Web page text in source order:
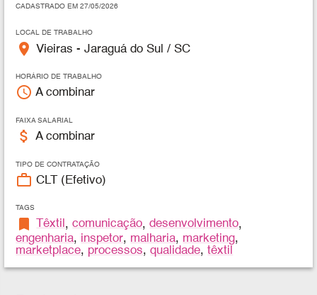
CADASTRADO EM 27/05/2026
LOCAL DE TRABALHO
place Vieiras - Jaraguá do Sul / SC
HORÁRIO DE TRABALHO
access_time A combinar
FAIXA SALARIAL
attach_money A combinar
TIPO DE CONTRATAÇÃO
work_outline CLT (Efetivo)
TAGS
bookmark Têxtil ,comunicação,desenvolvimento,
engenharia, inspetor, malharia, marketing,
marketplace, processos,qualidade,têxtil